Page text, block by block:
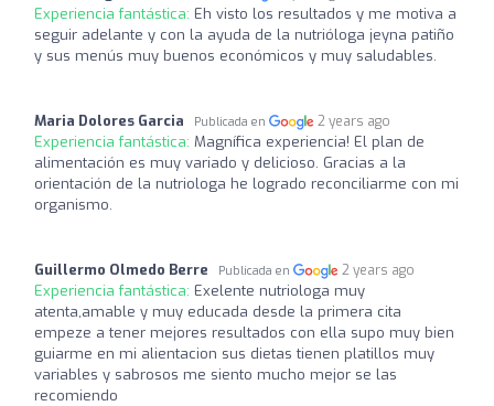
Experiencia fantástica: Eh visto los resultados y me motiva a
seguir adelante y con la ayuda de la nutrióloga jeyna patiño
y sus menús muy buenos económicos y muy saludables.
Maria Dolores Garcia Publicada en 2 years ago
Experiencia fantástica: Magnífica experiencia! El plan de
alimentación es muy variado y delicioso. Gracias a la
orientación de la nutriologa he logrado reconciliarme con mi
organismo.
Guillermo Olmedo Berre Publicada en 2 years ago
Experiencia fantástica: Exelente nutriologa muy
atenta,amable y muy educada desde la primera cita
empeze a tener mejores resultados con ella supo muy bien
guiarme en mi alientacion sus dietas tienen platillos muy
variables y sabrosos me siento mucho mejor se las
recomiendo